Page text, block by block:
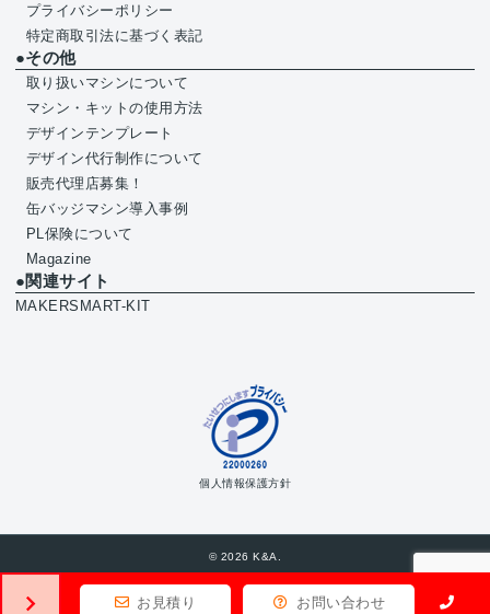
お見積り お問い合わせ
プライバシーポリシー
特定商取引法に基づく表記
●その他
取り扱いマシンについて
マシン・キットの使用方法
デザインテンプレート
デザイン代行制作について
販売代理店募集！
缶バッジマシン導入事例
PL保険について
Magazine
●関連サイト
MAKERSMART-KIT
個人情報保護方針
© 2026 K&A.